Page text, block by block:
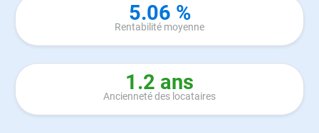
5.06 %
Rentabilité moyenne
1.2 ans
Ancienneté des locataires